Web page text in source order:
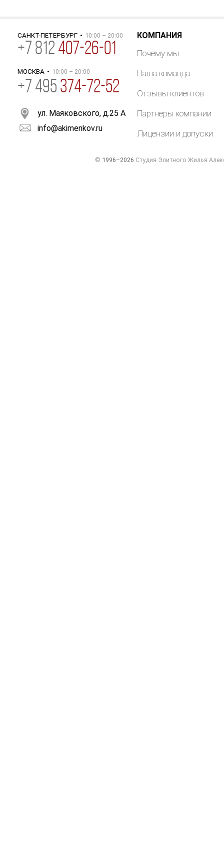
САНКТ-ПЕТЕРБУРГ • 10:00 – 20:00
+7 812 407-26-01
МОСКВА • 10:00 – 20:00
+7 495 374-72-52
ул. Маяковского, д.25 А
info@akimenkov.ru
КОМПАНИЯ
Почему мы
Наша команда
Отзывы клиентов
Партнеры компании
Лицензии и допуски
© 1996–2026 Студия Элитного Жилья